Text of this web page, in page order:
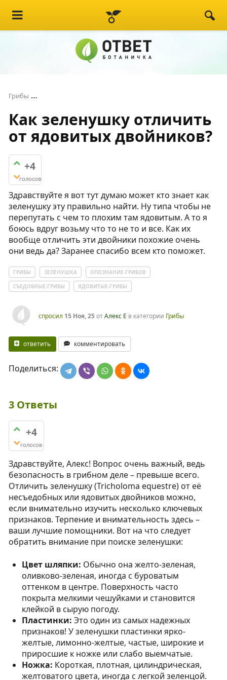
Грибы
Как зеленушку отличить
от ядовитых двойников?
+4
голосов
Здравствуйте я вот тут думаю может кто знает как
зеленушку эту правильно найти. Ну типа чтобы не
перепутать с чем то плохим там ядовитым. А то я
боюсь вдруг возьму что то не то и все. Как их
вообще отличить эти двойники похожие очень
они ведь да? Заранее спасибо всем кто поможет.
ГРИБЫ ЗЕЛЕНУШКА
ОПОЗНАНИЕ-ГРИБОВ
СЪЕДОБНЫЕ-ГРИБЫ
ЯДОВИТЫЕ-ГРИБЫ
спросил 15 Ноя, 25отАлекс Е в категории Грибы
ответить комментировать
Поделиться:
3 Ответы
+4
голосов
Здравствуйте, Алекс! Вопрос очень важный, ведь
безопасность в грибном деле – превыше всего.
Отличить зеленушку (Tricholoma equestre) от её
несъедобных или ядовитых двойников можно,
если внимательно изучить несколько ключевых
признаков. Терпение и внимательность здесь –
ваши лучшие помощники. Вот на что следует
обратить внимание при поиске зеленушки:
Цвет шляпки: Обычно она желто-зеленая,
оливково-зеленая, иногда с буроватым
оттенком в центре. Поверхность часто
покрыта мелкими чешуйками и становится
клейкой в сырую погоду.
Пластинки: Это один из самых надежных
признаков! У зеленушки пластинки ярко-
желтые, лимонно-желтые, частые, широкие и
приросшие к ножке или слабо выемчатые.
Ножка: Короткая, плотная, цилиндрическая,
желтоватого цвета, иногда с легкой зеленцой.